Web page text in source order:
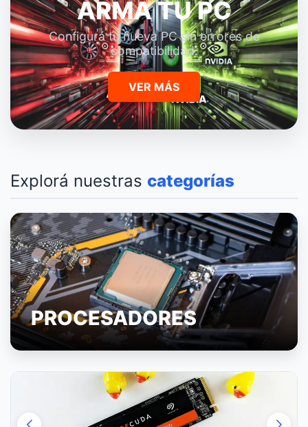
ARMÁ TU PC
Configurá tu nueva PC sin errores de
compatibilidad.
VER MÁS
Explorá nuestras categorías
PROCESADORES